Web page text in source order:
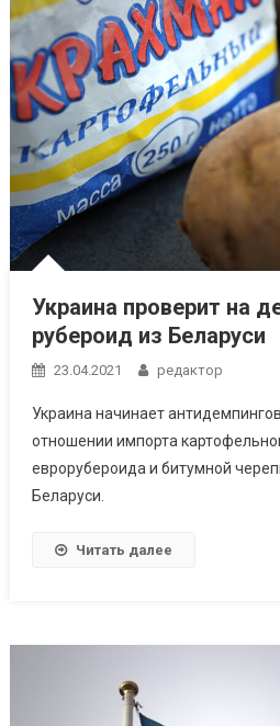
Украина проверит на
рубероид из Беларуси
23.04.2021 редактор
Украина начинает
отношении импорта
еврорубероида и битумной
Беларуси.
Читать далее